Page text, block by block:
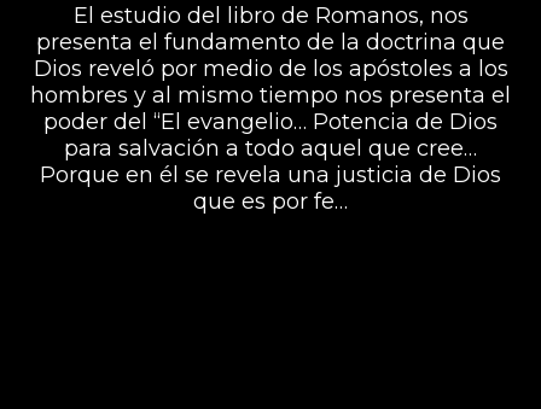
El estudio del libro de Romanos, nos
presenta el fundamento de la doctrina que
Dios reveló por medio de los apóstoles a los
hombres y al mismo tiempo nos presenta el
poder del “El evangelio… Potencia de Dios
para salvación a todo aquel que cree…
Porque en él se revela una justicia de Dios
que es por fe…